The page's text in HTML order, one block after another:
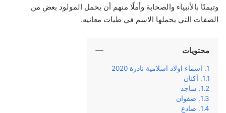
وتيمنًا بالأنبياء والصحابة وأملًا منهم أن يحمل المولود بعض من
الصفات التي يحملها الاسم في طيات معانيه.
محتويات
اسماء اولاد اسلامية نادرة 2020
أكنان
ساجد
صفوان
صادع